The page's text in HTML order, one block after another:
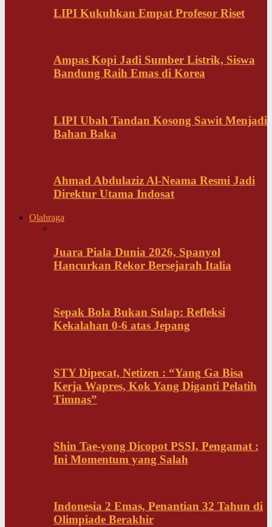
LIPI Kukuhkan Empat Profesor Riset
Ampas Kopi Jadi Sumber Listrik, Siswa
Bandung Raih Emas di Korea
LIPI Ubah Tandan Kosong Sawit Menjadi
Bahan Baka
Ahmad Abdulaziz Al-Neama Resmi Jadi
Direktur Utama Indosat
Olahraga
Juara Piala Dunia 2026, Spanyol
Hancurkan Rekor Bersejarah Italia
Sepak Bola Bukan Sulap: Refleksi
Kekalahan 0-6 atas Jepang
STY Dipecat, Netizen : “Yang Ga Bisa
Kerja Wapres, Kok Yang Diganti Pelatih
Timnas”
Shin Tae-yong Dicopot PSSI, Pengamat :
Ini Momentum yang Salah
Indonesia 2 Emas, Penantian 32 Tahun di
Olimpiade Berakhir